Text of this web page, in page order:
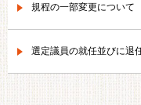
規程の一部変更について
選定議員の就任並びに退